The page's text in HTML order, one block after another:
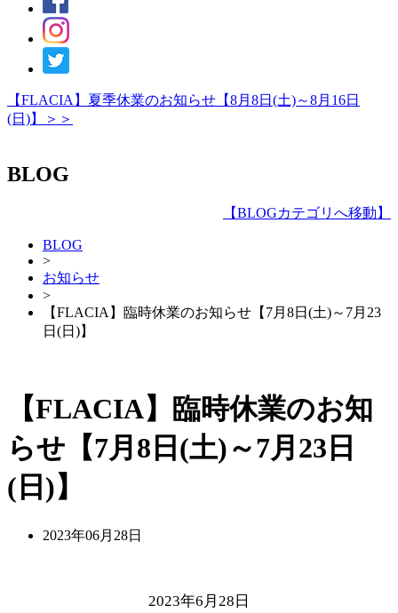
【FLACIA】夏季休業のお知らせ【8月8日(土)～8月16日
(日)】＞＞
BLOG
【BLOGカテゴリへ移動 】
BLOG
>
お知らせ
>
【FLACIA】臨時休業のお知らせ【7月8日(土)～7月23
日(日)】
【FLACIA】臨時休業のお知
らせ【7月8日(土)～7月23日
(日)】
2023年06月28日
2023年6月28日